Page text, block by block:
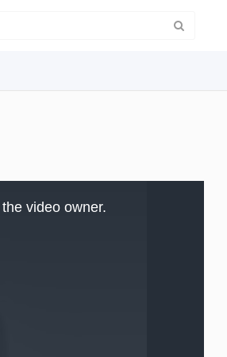
video owner.